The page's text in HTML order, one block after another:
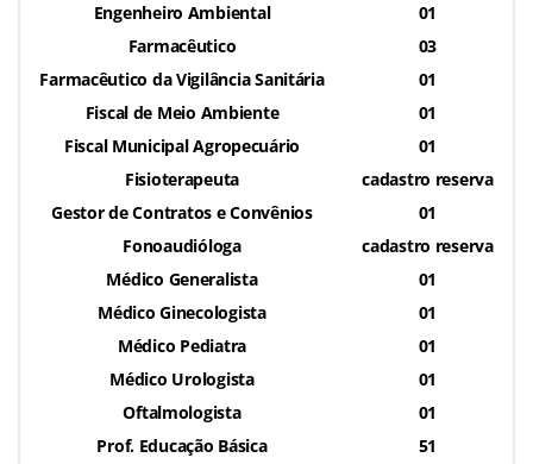
Engenheiro Ambiental
Farmacêutico
Farmacêutico da Vigilância Sanitária
Fiscal de Meio Ambiente
Fiscal Municipal Agropecuário
Fisioterapeuta
Gestor de Contratos e Convênios
Fonoaudióloga
Médico Generalista
Médico Ginecologista
Médico Pediatra
Médico Urologista
Oftalmologista
Prof. Educação Básica
01
03
01
01
01
cadastro reserva
01
cadastro reserva
01
01
01
01
01
51